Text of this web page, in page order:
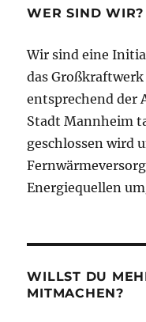
WER SIND WIR?
Wir sind eine
das
entsprechend der
Stadt Mannheim
geschlossen wird
Energiequellen
WILLST DU
MITMACHEN?